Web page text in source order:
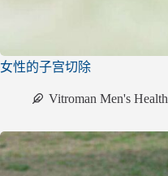
女性的子宫切除
Vitroman Men's Health